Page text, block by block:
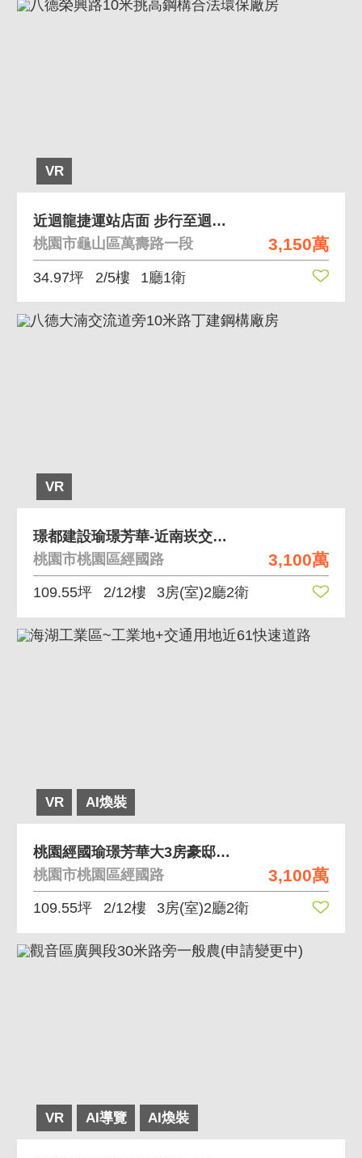
VR
3,150萬
近迴龍捷運站店面 步行至迴龍捷運站約3分鐘
桃園市龜山區萬壽路一段
34.97坪 2/5樓 1廳1衛
VR
3,100萬
璟都建設瑜璟芳華-近南崁交流道3房五車位景觀宅
桃園市桃園區經國路
109.55坪 2/12樓 3房(室)2廳2衛
VR AI煥裝
3,100萬
桃園經國瑜璟芳華大3房豪邸五車位
桃園市桃園區經國路
109.55坪 2/12樓 3房(室)2廳2衛
VR AI導覽 AI煥裝